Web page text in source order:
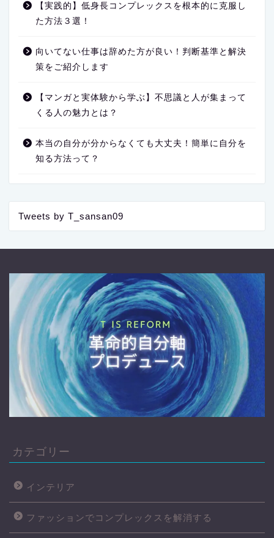
【実践的】低身長コンプレックスを根本的に克服し
た方法３選！
向いてない仕事は辞めた方が良い！判断基準と解決
策をご紹介します
【マンガと実体験から学ぶ】不思議と人が集まって
くる人の魅力とは？
本当の自分が分からなくても大丈夫！簡単に自分を
知る方法って？
Tweets by T_sansan09
カテゴリー
インテリア
ファッションでコンプレックスを解消する